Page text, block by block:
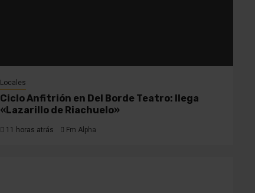
Locales
Ciclo Anfitrión en Del Borde Teatro: llega
«Lazarillo de Riachuelo»
11 horas atrás Fm Alpha